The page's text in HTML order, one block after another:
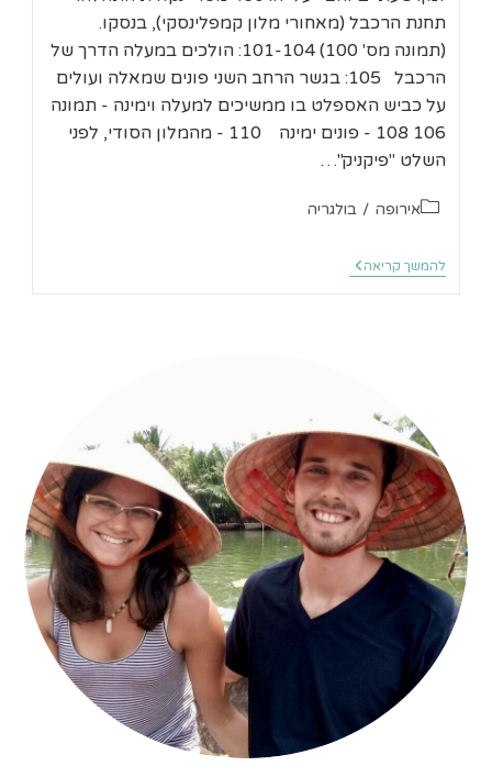
תחנת הרכבל (מאחורי מלון קמפלינסקי), בנסקו.
(תמונה מס' 100) 101-104: הולכים במעלה הדרך של
הרכבל 105: בגשר הרחב השני פונים שמאלה ועולים
על כביש האספלט בו ממשיכים למעלה וימינה - תמונה
106 108 - פונים ימינה 110 - מהמלון הסודי, לפני
השלט "פיקניק"…
קטגוריה:
אירופה / בולגריה
להמשך קריאה בנסקו
–